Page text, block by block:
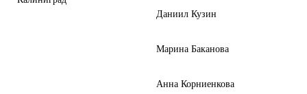
Даниил Кузин
Марина Баканова
Анна Корниенкова